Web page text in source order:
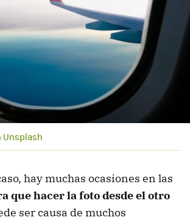
Unsplash
hay muchas ocasiones en las
que hacer la foto desde el otro
ser causa de muchos